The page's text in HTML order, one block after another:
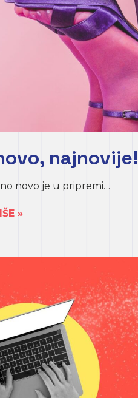
najnovije!
novo je u pripremi…
»